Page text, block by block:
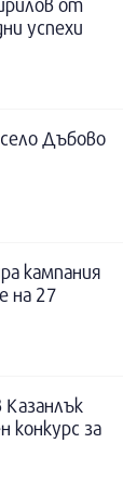
успехи
Дъбово
кампания
на 27
конкурс за